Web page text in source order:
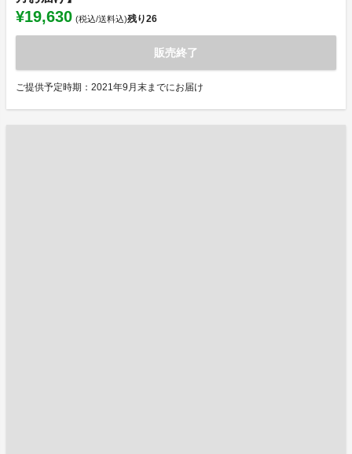
¥19,630 (税込/送料込)残り26
販売終了
ご提供予定時期：2021年9月末までにお届け